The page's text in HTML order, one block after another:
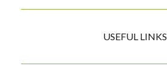
USEFUL LINKS